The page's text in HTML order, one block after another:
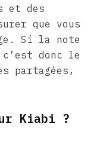
et des
que vous
Si la note
donc le
partagées,
Kiabi ?